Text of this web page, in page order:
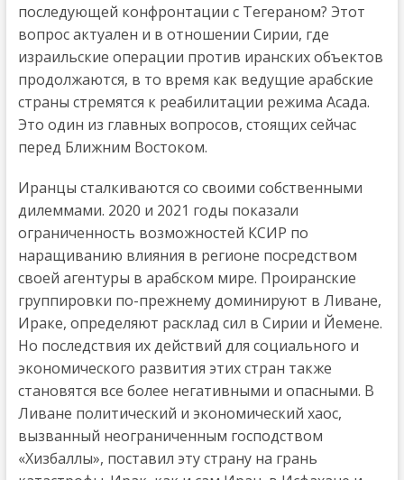
последующей конфронтации с Тегераном? Этот
вопрос актуален и в отношении Сирии, где
израильские операции против иранских объектов
продолжаются, в то время как ведущие арабские
страны стремятся к реабилитации режима Асада.
Это один из главных вопросов, стоящих сейчас
перед Ближним Востоком.
Иранцы сталкиваются со своими собственными
дилеммами. 2020 и 2021 годы показали
ограниченность возможностей КСИР по
наращиванию влияния в регионе посредством
своей агентуры в арабском мире. Проиранские
группировки по-прежнему доминируют в Ливане,
Ираке, определяют расклад сил в Сирии и Йемене.
Но последствия их действий для социального и
экономического развития этих стран также
становятся все более негативными и опасными. В
Ливане политический и экономический хаос,
вызванный неограниченным господством
«Хизбаллы», поставил эту страну на грань